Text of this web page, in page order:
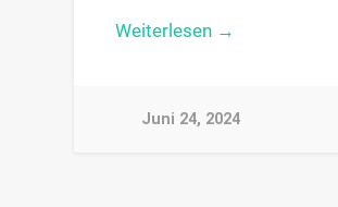
Weiterlesen →
Juni 24, 2024